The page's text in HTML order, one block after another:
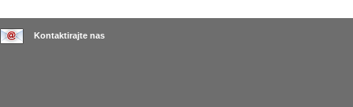
Kontaktirajte nas